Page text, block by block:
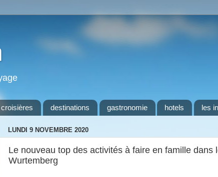
croisières destinations gastronomie hotels les
LUNDI 9 NOVEMBRE 2020
Le nouveau top des activités à faire en famille dans
Wurtemberg